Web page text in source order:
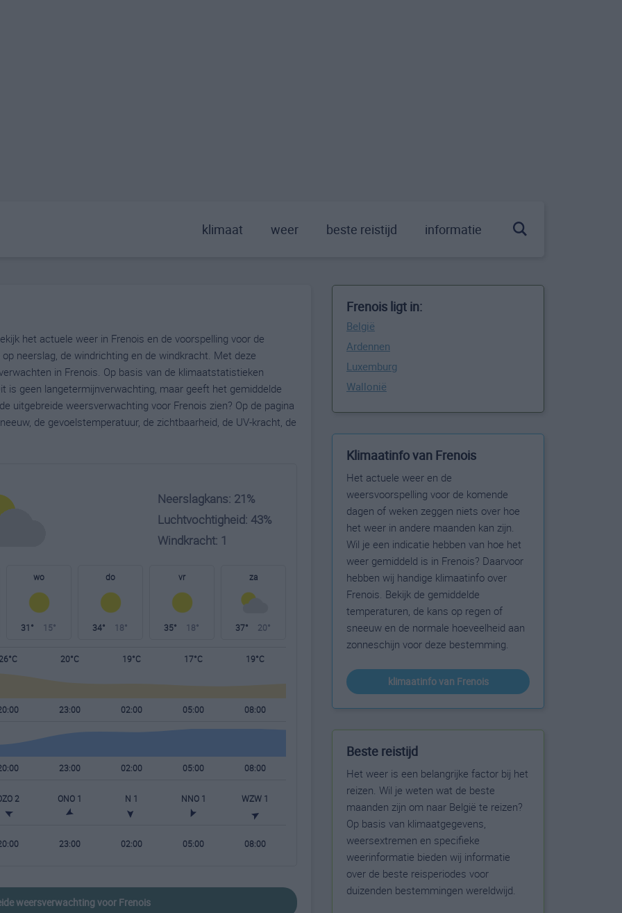
klimaat weer beste reistijd informatie
het actuele weer in Frenois en de voorspelling voor de
neerslag, de windrichting en de windkracht. Met deze
in Frenois. Op basis van de klimaatstatistieken
is geen langetermijnverwachting, maar geeft het gemiddelde
uitgebreide weersverwachting voor Frenois zien? Op de pagina
de gevoelstemperatuur, de zichtbaarheid, de UV-kracht, de
Neerslagkans: 21%
Luchtvochtigheid: 43%
Windkracht: 1
wo
31° 15°
do
34° 18°
vr
35° 18°
za
37° 20°
26°C 20°C 19°C 17°C 19°C
23:00 02:00 05:00 08:00
23:00 02:00 05:00 08:00
2 ONO 1 N 1 NNO 1 WZW 1
23:00 02:00 05:00 08:00
weersverwachting voor Frenois
Frenois ligt in:
België
Ardennen
Luxemburg
Wallonië
Klimaatinfo van Frenois
Het actuele weer en de
weersvoorspelling voor de komende
dagen of weken zeggen niets over hoe
het weer in andere maanden kan zijn.
Wil je een indicatie hebben van hoe het
weer gemiddeld is in Frenois? Daarvoor
hebben wij handige klimaatinfo over
Frenois. Bekijk de gemiddelde
temperaturen, de kans op regen of
sneeuw en de normale hoeveelheid aan
zonneschijn voor deze bestemming.
klimaatinfo van Frenois
Beste reistijd
Het weer is een belangrijke factor bij het
reizen. Wil je weten wat de beste
maanden zijn om naar België te reizen?
Op basis van klimaatgegevens,
weersextremen en specifieke
weerinformatie bieden wij informatie
over de beste reisperiodes voor
duizenden bestemmingen wereldwijd.